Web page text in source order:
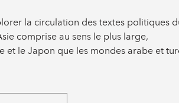
la circulation des textes politiques
comprise au sens le plus large,
et le Japon que les mondes arabe et